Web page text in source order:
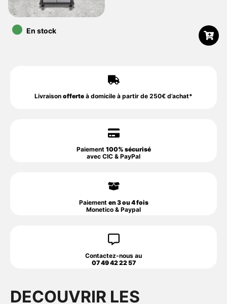
•En stock
Livraison offerte à domicile à partir de 250€ d’achat*
Paiement 100% sécurisé
avec CIC & PayPal
Paiement en 3 ou 4 fois
Monetico & Paypal
Contactez-nous au
07 49 42 22 57
DECOUVRIR LES